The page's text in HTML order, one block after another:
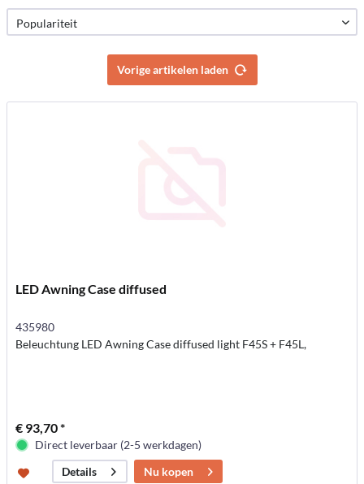
Vorige artikelen laden
LED Awning Case diffused
435980
Beleuchtung LED Awning Case diffused light F45S + F45L,
€ 93,70 *
Direct leverbaar (2-5 werkdagen)
Details
Nu kopen